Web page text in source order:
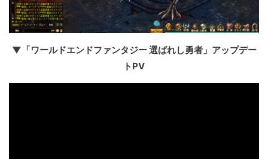
▼「ワールドエンドファンタジー 選ばれし勇者」アップデー
トPV